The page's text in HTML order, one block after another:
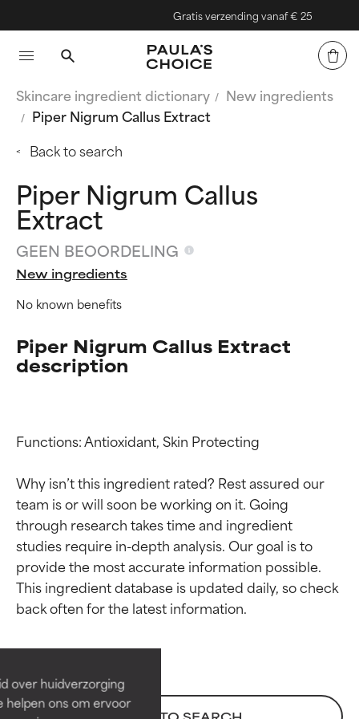
over huidverzorging
helpen ons om ervoor
Gratis verzending vanaf € 25
Skincare ingredient dictionary
New ingredients
Piper Nigrum Callus Extract
Back to search
Piper Nigrum Callus
Extract
GEEN BEOORDELING
New ingredients
No known benefits
Piper Nigrum Callus Extract
description
Functions: Antioxidant, Skin Protecting
Why isn’t this ingredient rated? Rest assured our
team is or will soon be working on it. Going
through research takes time and ingredient
studies require in-depth analysis. Our goal is to
provide the most accurate information possible.
This ingredient database is updated daily, so check
Beoordelingen van
ingrediënten
Bewezen en ondersteund door
onafhankelijk onderzoek.
Beoordelingen van
ingrediënten
Bewezen en ondersteund door
onafhankelijk onderzoek.